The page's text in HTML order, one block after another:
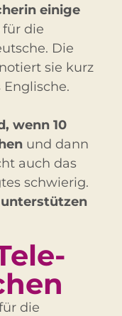
einige
für die
Die
sie kurz
wenn 10
und dann
auch das
schwierig.
die